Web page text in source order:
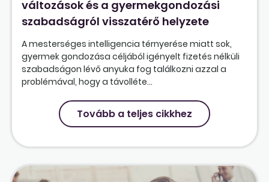
változások és a gyermekgondozási
szabadságról visszatérő helyzete
A mesterséges intelligencia térnyerése miatt sok,
gyermek gondozása céljából igényelt fizetés nélküli
szabadságon lévő anyuka fog találkozni azzal a
problémával, hogy a távolléte...
Tovább a teljes cikkhez